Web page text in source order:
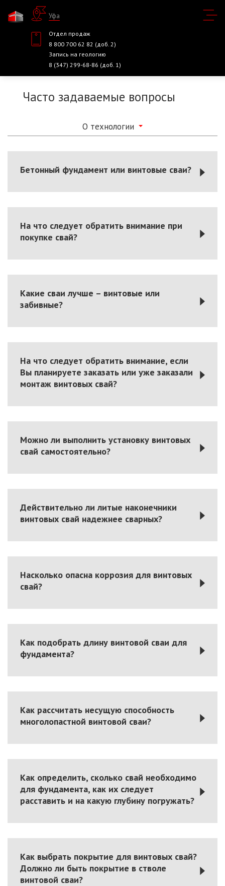
Уфа
Отдел продаж
8 800 700 62 82 (доб. 2)
Запись на геологию
8 (347) 299-68-86 (доб. 1)
Часто задаваемые вопросы
О технологии
Бетонный фундамент или винтовые сваи?
На что следует обратить внимание при
покупке свай?
Какие сваи лучше – винтовые или
забивные?
На что следует обратить внимание, если
Вы планируете заказать или уже заказали
монтаж винтовых свай?
Можно ли выполнить установку винтовых
свай самостоятельно?
Действительно ли литые наконечники
винтовых свай надежнее сварных?
Насколько опасна коррозия для винтовых
свай?
Как подобрать длину винтовой сваи для
фундамента?
Как рассчитать несущую способность
многолопастной винтовой сваи?
Как определить, сколько свай необходимо
для фундамента, как их следует
расставить и на какую глубину погружать?
Как выбрать покрытие для винтовых свай?
Должно ли быть покрытие в стволе
винтовой сваи?